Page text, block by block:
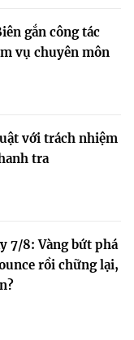
gắn công tác
vụ chuyên môn
với trách nhiệm
tra
7/8: Vàng bứt phá
rồi chững lại,